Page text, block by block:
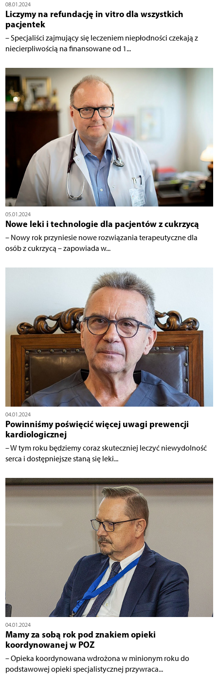
08.01.2024
Liczymy na refundację in vitro dla wszystkich
pacjentek
– Specjaliści zajmujący się leczeniem niepłodności czekają z
niecierpliwością na finansowane od 1...
05.01.2024
Nowe leki i technologie dla pacjentów z cukrzycą
– Nowy rok przyniesie nowe rozwiązania terapeutyczne dla
osób z cukrzycą – zapowiada w...
04.01.2024
Powinniśmy poświęcić więcej uwagi prewencji
kardiologicznej
– W tym roku będziemy coraz skuteczniej leczyć niewydolność
serca i dostępniejsze staną się leki...
04.01.2024
Mamy za sobą rok pod znakiem opieki
koordynowanej w POZ
– Opieka koordynowana wdrożona w minionym roku do
podstawowej opieki specjalistycznej przywraca...